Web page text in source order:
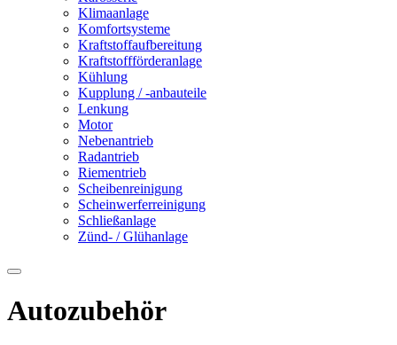
Klimaanlage
Komfortsysteme
Kraftstoffaufbereitung
Kraftstoffförderanlage
Kühlung
Kupplung / -anbauteile
Lenkung
Motor
Nebenantrieb
Radantrieb
Riementrieb
Scheibenreinigung
Scheinwerferreinigung
Schließanlage
Zünd- / Glühanlage
Autozubehör